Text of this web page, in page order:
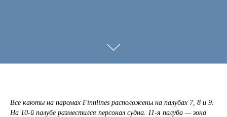
Все каюты на паромах Finnlines расположены на палубах 7, 8 и 9.
На 10-й палубе разместился персонал судна. 11-я палуба — зона